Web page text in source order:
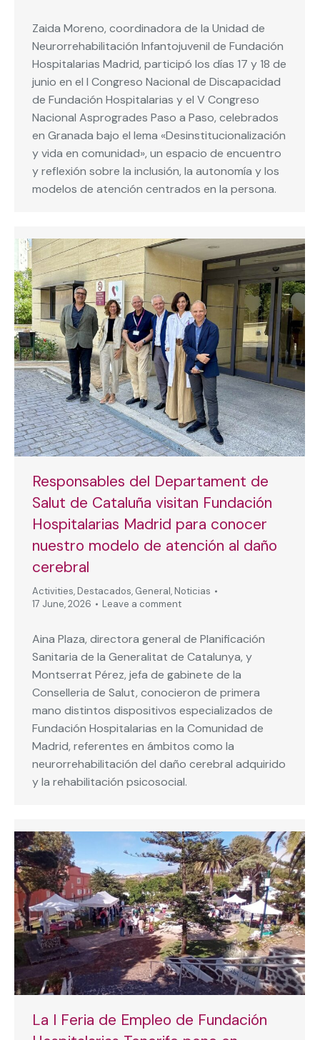
Zaida Moreno, coordinadora de la Unidad de
Neurorrehabilitación Infantojuvenil de Fundación
Hospitalarias Madrid, participó los días 17 y 18 de
junio en el I Congreso Nacional de Discapacidad
de Fundación Hospitalarias y el V Congreso
Nacional Asprogrades Paso a Paso, celebrados
en Granada bajo el lema «Desinstitucionalización
y vida en comunidad», un espacio de encuentro
y reflexión sobre la inclusión, la autonomía y los
modelos de atención centrados en la persona.
Responsables del Departament de
Salut de Cataluña visitan Fundación
Hospitalarias Madrid para conocer
nuestro modelo de atención al daño
cerebral
Activities, Destacados, General, Noticias
17 June, 2026
Leave a comment
Aina Plaza, directora general de Planificación
Sanitaria de la Generalitat de Catalunya, y
Montserrat Pérez, jefa de gabinete de la
Conselleria de Salut, conocieron de primera
mano distintos dispositivos especializados de
Fundación Hospitalarias en la Comunidad de
Madrid, referentes en ámbitos como la
neurorrehabilitación del daño cerebral adquirido
y la rehabilitación psicosocial.
La I Feria de Empleo de Fundación